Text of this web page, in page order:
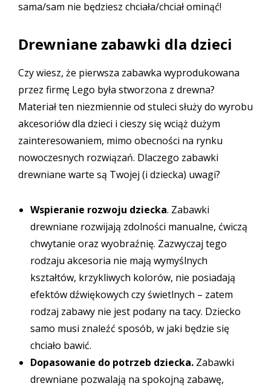
sama/sam nie będziesz chciała/chciał ominąć!
Drewniane zabawki dla dzieci
Czy wiesz, że pierwsza zabawka wyprodukowana
przez firmę Lego była stworzona z drewna?
Materiał ten niezmiennie od stuleci służy do wyrobu
akcesoriów dla dzieci i cieszy się wciąż dużym
zainteresowaniem, mimo obecności na rynku
nowoczesnych rozwiązań. Dlaczego zabawki
drewniane warte są Twojej (i dziecka) uwagi?
Wspieranie rozwoju dziecka. Zabawki
drewniane rozwijają zdolności manualne, ćwiczą
chwytanie oraz wyobraźnię. Zazwyczaj tego
rodzaju akcesoria nie mają wymyślnych
kształtów, krzykliwych kolorów, nie posiadają
efektów dźwiękowych czy świetlnych – zatem
rodzaj zabawy nie jest podany na tacy. Dziecko
samo musi znaleźć sposób, w jaki będzie się
chciało bawić.
Dopasowanie do potrzeb dziecka. Zabawki
drewniane pozwalają na spokojną zabawę,